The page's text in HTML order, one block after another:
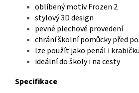
oblíbený motiv Frozen 2
stylový 3D design
pevné plechové provedení
chrání školní pomůcky před
lze použít jako penál i
ideální do školy i na cesty
Specifikace